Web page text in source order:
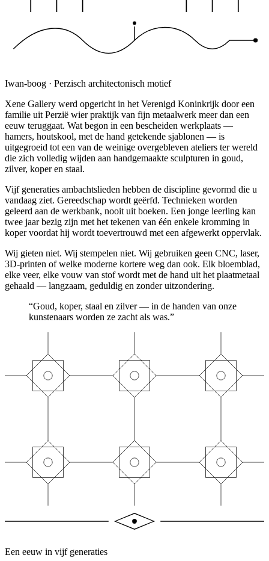
Iwan-boog · Perzisch architectonisch motief
Xene Gallery werd opgericht in het Verenigd Koninkrijk door een
familie uit Perzië wier praktijk van fijn metaalwerk meer dan een
eeuw teruggaat. Wat begon in een bescheiden werkplaats —
hamers, houtskool, met de hand getekende sjablonen — is
uitgegroeid tot een van de weinige overgebleven ateliers ter wereld
die zich volledig wijden aan handgemaakte sculpturen in goud,
zilver, koper en staal.
Vijf generaties ambachtslieden hebben de discipline gevormd die u
vandaag ziet. Gereedschap wordt geërfd. Technieken worden
geleerd aan de werkbank, nooit uit boeken. Een jonge leerling kan
twee jaar bezig zijn met het tekenen van één enkele kromming in
koper voordat hij wordt toevertrouwd met een afgewerkt oppervlak.
Wij gieten niet. Wij stempelen niet. Wij gebruiken geen CNC, laser,
3D-printen of welke moderne kortere weg dan ook. Elk bloemblad,
elke veer, elke vouw van stof wordt met de hand uit het plaatmetaal
gehaald — langzaam, geduldig en zonder uitzondering.
“Goud, koper, staal en zilver — in de handen van onze
kunstenaars worden ze zacht als was.”
Een eeuw in vijf generaties